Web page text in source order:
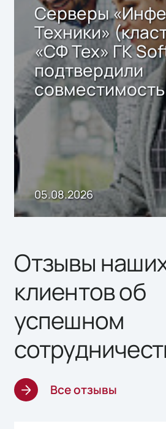
Серверы
Техники»
«СФ Тех» ГК
подтвердили
решением
Storage 2.x для
хранения
05.08.2026
Отзывы
клиентов об
успешном
Все отзывы